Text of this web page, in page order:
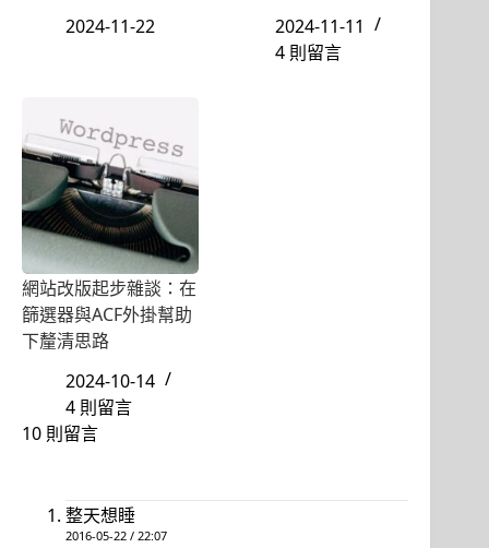
2024-11-22
2024-11-11
4 則留言
網站改版起步雜談：在
篩選器與ACF外掛幫助
下釐清思路
2024-10-14
4 則留言
10 則留言
整天想睡
2016-05-22 / 22:07